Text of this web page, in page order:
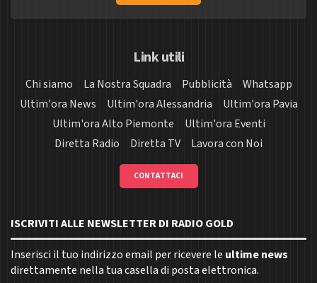
Link utili
Chi siamo La Nostra Squadra Pubblicità
Whatsapp
Ultim'ora News
Ultim'ora Alessandria
Ultim'ora Pavia
Ultim'ora Alto Piemonte
Ultim'ora Eventi
Diretta Radio
Diretta TV Lavora con Noi
CONTATTACI
ISCRIVITI ALLE NEWSLETTER DI RADIO GOLD
Inserisci il tuo indirizzo email per ricevere le ultime news
direttamente nella tua casella di posta elettronica.